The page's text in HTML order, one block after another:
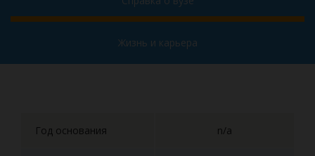
Жизнь и карьера
Год основания n/a